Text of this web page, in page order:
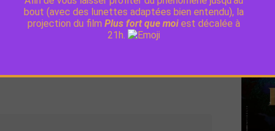
le film, a été complètement validé par son
à partir de 9/10 ans à l’occasion deMoteur !
bout (avec des lunettes adaptées bien entendu), la
projection du film Plus fort que moi est décalée à
21h.